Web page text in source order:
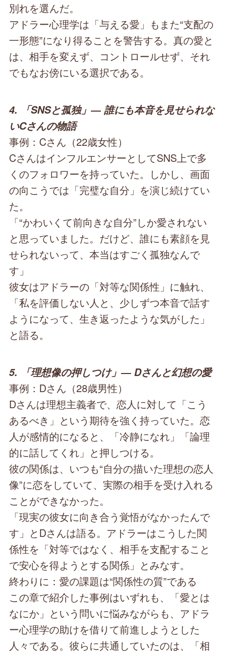
別れを選んだ。
アドラー心理学は「与える愛」もまた“支配の
一形態”になり得ることを警告する。真の愛と
は、相手を変えず、コントロールせず、それ
でもなお傍にいる選択である。
4. 「SNSと孤独」― 誰にも本音を見せられな
いCさんの物語
事例：Cさん（22歳女性）
CさんはインフルエンサーとしてSNS上で多
くのフォロワーを持っていた。しかし、画面
の向こうでは「完璧な自分」を演じ続けてい
た。
「“かわいくて前向きな自分”しか愛されない
と思っていました。だけど、誰にも素顔を見
せられないって、本当はすごく孤独なんで
す」
彼女はアドラーの「対等な関係性」に触れ、
「私を評価しない人と、少しずつ本音で話す
ようになって、生き返ったような気がした」
と語る。
5. 「理想像の押しつけ」― Dさんと幻想の愛
事例：Dさん（28歳男性）
Dさんは理想主義者で、恋人に対して「こう
あるべき」という期待を強く持っていた。恋
人が感情的になると、「冷静になれ」「論理
的に話してくれ」と押しつける。
彼の関係は、いつも“自分の描いた理想の恋人
像”に恋をしていて、実際の相手を受け入れる
ことができなかった。
「現実の彼女に向き合う覚悟がなかったんで
す」とDさんは語る。アドラーはこうした関
係性を「対等ではなく、相手を支配すること
で安心を得ようとする関係」とみなす。
終わりに：愛の課題は“関係性の質”である
この章で紹介した事例はいずれも、「愛とは
なにか」という問いに悩みながらも、アドラ
ー心理学の助けを借りて前進しようとした
人々である。彼らに共通していたのは、「相